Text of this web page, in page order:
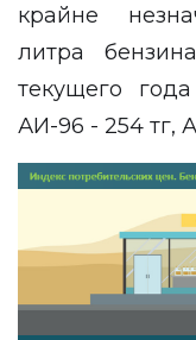
крайне
литра
текущего
АИ-96 - 254 тг,